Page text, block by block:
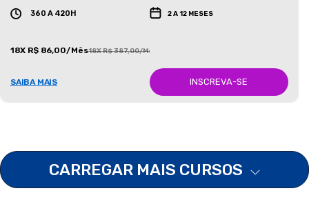
360 A 420H 2 A 12 MESES
18X R$ 86,00/Mês18X R$ 387,00/Mês
SAIBA MAIS INSCREVA-SE
CARREGAR MAIS CURSOS